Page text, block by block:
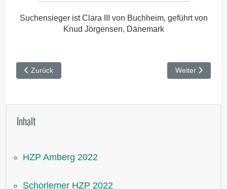
Suchensieger ist Clara III von Buchheim, geführt von
Knud Jörgensen, Dänemark
Vorheriger Beitrag: VJP Werneck 2022
Zurück Nächster
Weiter
Inhalt
HZP Amberg 2022
Schorlemer HZP 2022